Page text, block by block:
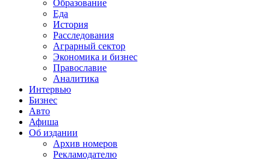
Образование
Еда
История
Расследования
Аграрный сектор
Экономика и бизнес
Православие
Аналитика
Интервью
Бизнес
Авто
Афиша
Об издании
Архив номеров
Рекламодателю